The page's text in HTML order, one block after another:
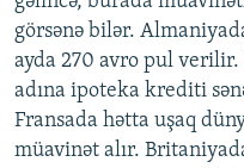
görsənə bilər.
ayda 270 avro pul verilir.
adına ipoteka krediti
Fransada hətta uşaq
müavinət alır.